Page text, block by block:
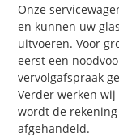
Onze
en kunnen uw
uitvoeren. Voor
eerst een
vervolgafspraak
Verder werken
wordt de
afgehandeld.